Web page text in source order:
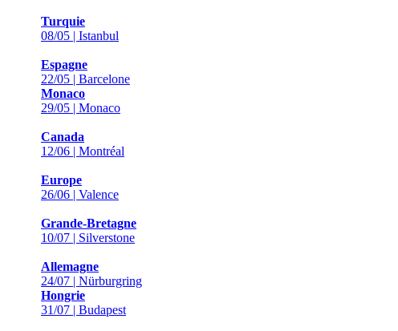
Turquie
08/05 | Istanbul
Espagne
22/05 | Barcelone
Monaco
29/05 | Monaco
Canada
12/06 | Montréal
Europe
26/06 | Valence
Grande-Bretagne
10/07 | Silverstone
Allemagne
24/07 | Nürburgring
Hongrie
31/07 | Budapest